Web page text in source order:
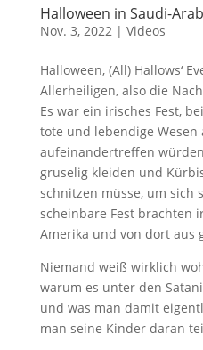
Halloween in Saudi-
Nov. 3, 2022| Videos
Halloween, (All) Hallows‘
Allerheiligen, also die
Es war ein irisches Fest,
tote und lebendige Wesen
aufeinandertreffen
gruselig kleiden und
schnitzen müsse, um sich
scheinbare Fest brachten
Amerika und von dort aus
Niemand weiß wirklich
warum es unter den
und was man damit
man seine Kinder daran